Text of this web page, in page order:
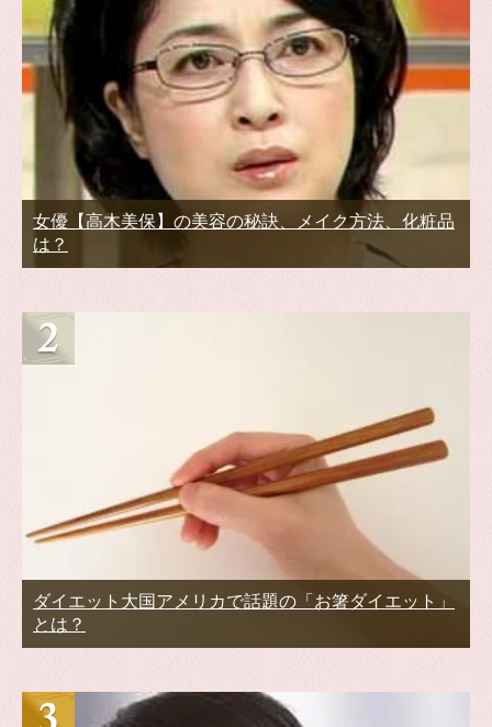
女優【高木美保】の美容の秘訣、メイク方法、化粧品
は？
ダイエット大国アメリカで話題の「お箸ダイエット」
とは？